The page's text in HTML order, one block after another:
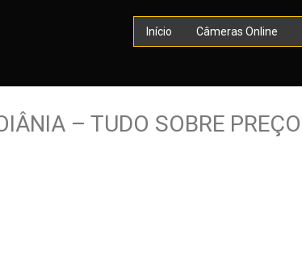
Início Câmeras Online
– TUDO SOBRE